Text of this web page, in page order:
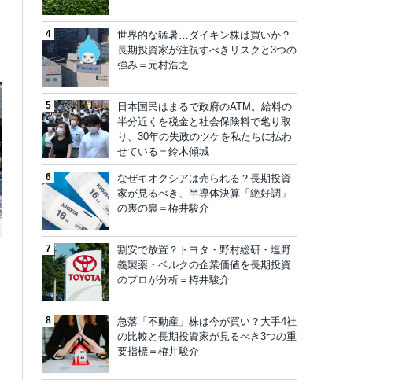
世界的な猛暑…ダイキン株は買いか？
長期投資家が注視すべきリスクと3つの
強み＝元村浩之
日本国民はまるで政府のATM。給料の
半分近くを税金と社会保険料で毟り取
り、30年の失政のツケを私たちに払わ
せている＝鈴木傾城
なぜキオクシアは売られる？長期投資
家が見るべき、半導体決算「絶好調」
の裏の裏＝栫井駿介
割安で放置？トヨタ・野村総研・塩野
義製薬・ベルクの企業価値を長期投資
のプロが分析＝栫井駿介
急落「不動産」株は今が買い？大手4社
の比較と長期投資家が見るべき3つの重
要指標＝栫井駿介